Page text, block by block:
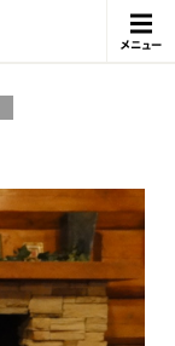
メニュ